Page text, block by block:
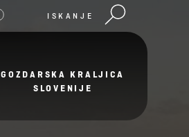
ISKANJE
GOZDARSKA KRALJICA
SLOVENIJE